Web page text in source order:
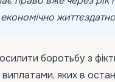
боротьбу з
яких в